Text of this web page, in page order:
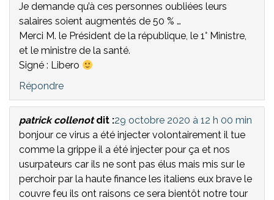
Je demande qu’à ces personnes oubliées leurs
salaires soient augmentés de 50 % …
Merci M. le Président de la république, le 1° Ministre,
et le ministre de la santé.
Signé : Libero
Répondre
patrick collenot dit :29 octobre 2020 à 12 h 00 min
bonjour ce virus a été injecter volontairement il tue
comme la grippe il a été injecter pour ça et nos
usurpateurs car ils ne sont pas élus mais mis sur le
perchoir par la haute finance les italiens eux brave le
couvre feu ils ont raisons ce sera bientôt notre tour